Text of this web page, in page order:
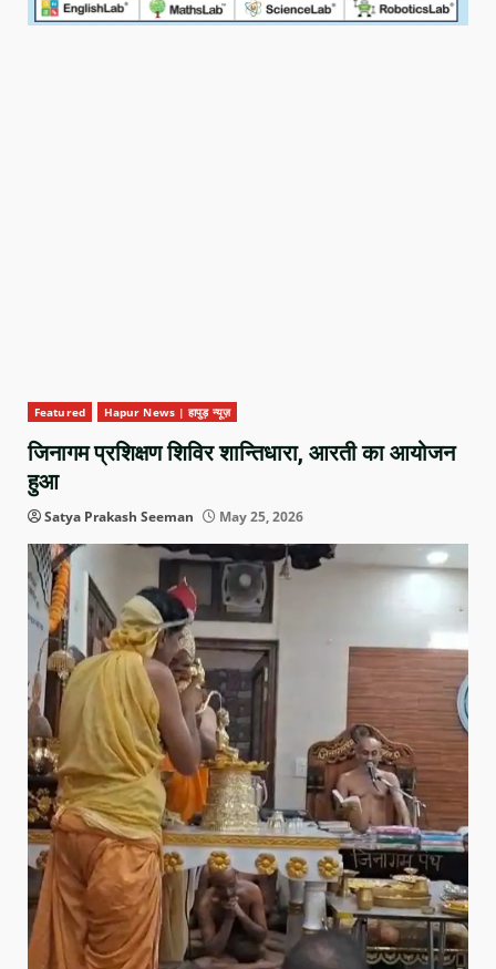
Featured Hapur News | हापुड़ न्यूज़
जिनागम प्रशिक्षण शिविर शान्तिधारा, आरती का आयोजन
हुआ
Satya Prakash Seeman May 25, 2026